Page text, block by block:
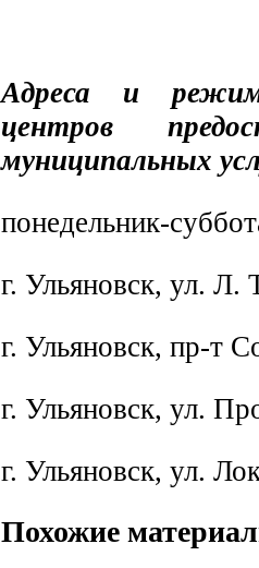
Адреса и режим
центров
муниципальных
понедельник-
г. Ульяновск, ул. Л.
г. Ульяновск, пр-т
г. Ульяновск, ул.
г. Ульяновск, ул.
Похожие